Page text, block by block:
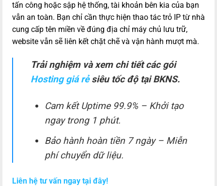
tấn công hoặc sập hệ thống, tài khoản bên kia của bạn
vẫn an toàn. Bạn chỉ cần thực hiện thao tác trỏ IP từ nhà
cung cấp tên miền về đúng địa chỉ máy chủ lưu trữ,
website vẫn sẽ liên kết chặt chẽ và vận hành mượt mà.
Trải nghiệm và xem chi tiết các gói
Hosting giá rẻsiêu tốc độ tại BKNS.
Cam kết Uptime 99.9% – Khởi tạo
ngay trong 1 phút.
Bảo hành hoàn tiền 7 ngày – Miễn
phí chuyển dữ liệu.
Liên hệ tư vấn ngay tại đây!